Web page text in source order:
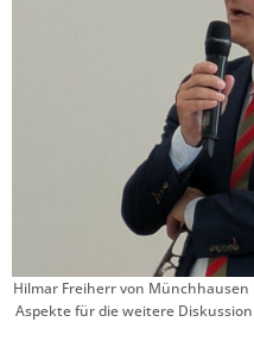
Hilmar Freiherr von
Aspekte für die weitere